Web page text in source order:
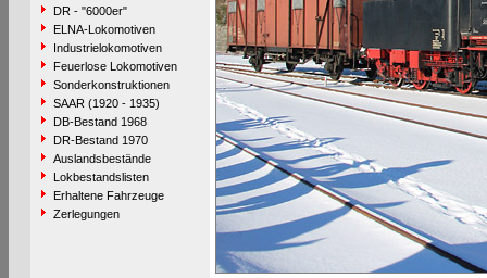
DR - "6000er"
ELNA-Lokomotiven
Industrielokomotiven
Feuerlose Lokomotiven
Sonderkonstruktionen
SAAR (1920 - 1935)
DB-Bestand 1968
DR-Bestand 1970
Auslandsbestände
Lokbestandslisten
Erhaltene Fahrzeuge
Zerlegungen